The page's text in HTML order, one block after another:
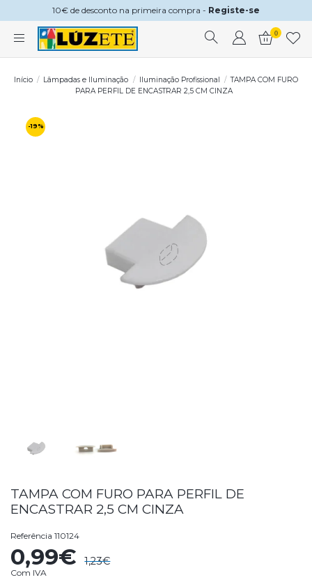
10€ de desconto na primeira compra - Registe-se
0
Início Lâmpadas e Iluminação Iluminação Profissional
TAMPA COM FURO
PARA PERFIL DE ENCASTRAR 2,5 CM CINZA
-19%
TAMPA COM FURO PARA PERFIL DE
ENCASTRAR 2,5 CM CINZA
Referência 110124
0,99€ 1,23€
Com IVA